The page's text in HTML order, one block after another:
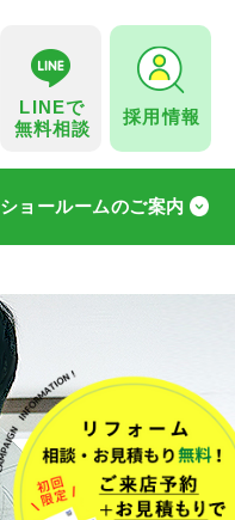
LINEで
無料相談
採用情報
ショールームのご案内